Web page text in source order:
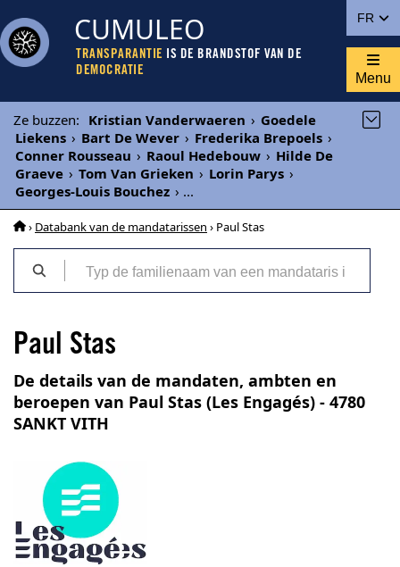
FR
CUMULEO
TRANSPARANTIE IS DE BRANDSTOF VAN DE
DEMOCRATIE
Menu
Ze buzzen: Kristian Vanderwaeren › Goedele
Liekens › Bart De Wever › Frederika Brepoels ›
Conner Rousseau › Raoul Hedebouw › Hilde De
Graeve › Tom Van Grieken › Lorin Parys ›
Georges-Louis Bouchez › ...
› Databank van de mandatarissen › Paul Stas
Paul Stas
De details van de mandaten, ambten en
beroepen van Paul Stas (Les Engagés) - 4780
SANKT VITH